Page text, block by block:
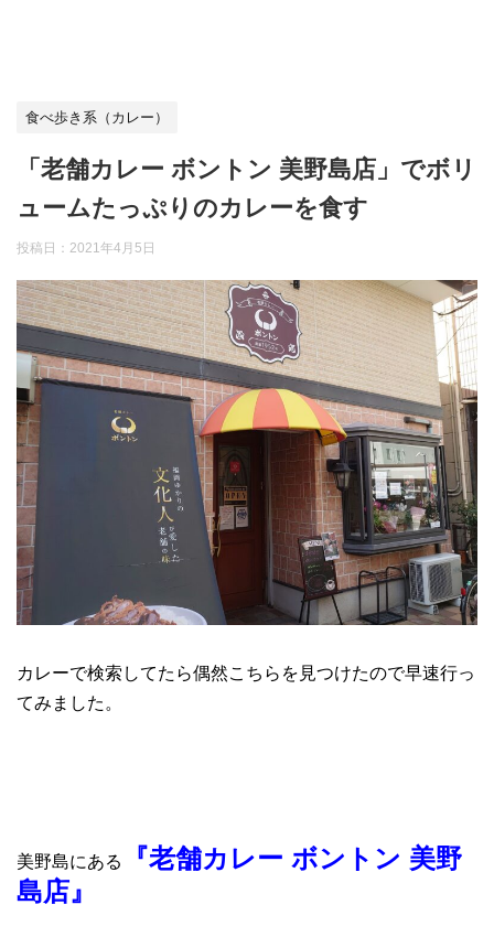
食べ歩き系（カレー）
「老舗カレー ボントン 美野島店」でボリ
ュームたっぷりのカレーを食す
投稿日： 2021年4月5日
カレーで検索してたら偶然こちらを見つけたので早速行っ
てみました。
美野島にある
『老舗カレー ボントン 美野
島店』